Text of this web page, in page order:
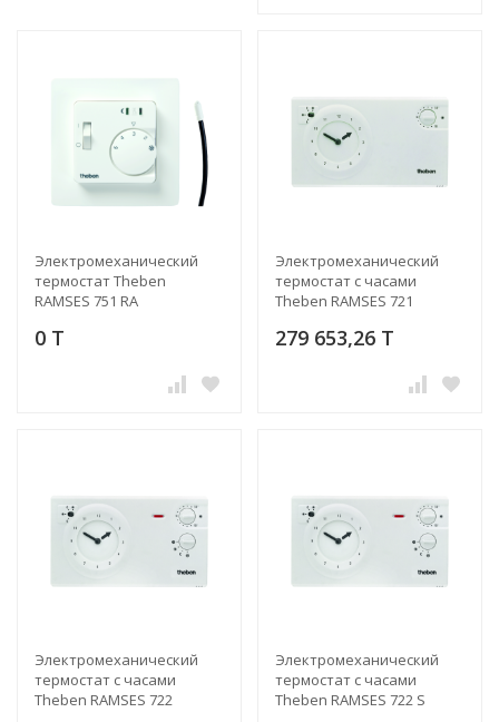
Электромеханический
термостат Theben
RAMSES 751 RA
0 T
Электромеханический
термостат с часами
Theben RAMSES 721
279 653,26 T
Электромеханический
термостат с часами
Theben RAMSES 722
Электромеханический
термостат с часами
Theben RAMSES 722 S